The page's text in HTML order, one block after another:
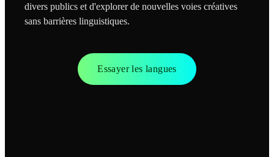
divers publics et d'explorer de nouvelles voies créatives
sans barrières linguistiques.
Essayer les langues